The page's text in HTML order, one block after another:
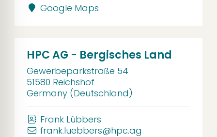
Google Maps
HPC AG - Bergisches Land
Gewerbeparkstraße 54
51580 Reichshof
Germany (Deutschland)
Frank Lübbers
frank.luebbers@hpc.ag